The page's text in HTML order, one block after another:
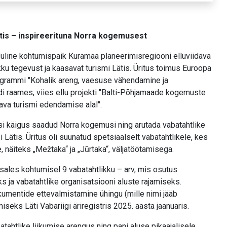
atrodas blakus
piedāvā klientiem
t.sk. par
– inspireerituna Norra kogemusest
kohtumispaik Kuramaa planeerimisregiooni elluviidava
tegevust ja kaasavat turismi Lätis. Üritus toimus Euroopa
"Kohalik areng, vaesuse vähendamine ja
viies ellu projekti "Balti-Põhjamaade kogemuste
turismi edendamise alal".
käigus saadud Norra kogemusi ning arutada vabatahtlike
Üritus oli suunatud spetsiaalselt vabatahtlikele, kes
„Mežtaka“ ja „Jūrtaka“, väljatöötamisega.
kohtumisel 9 vabatahtlikku – arv, mis osutus
ja vabatahtlike organisatsiooni aluste rajamiseks.
ettevalmistamine ühingu (mille nimi jääb
Läti Vabariigi äriregistris 2025. aasta jaanuaris.